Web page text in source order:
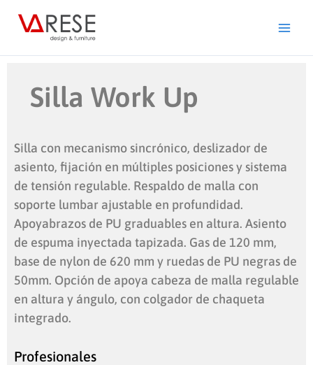
Silla Work Up
Silla con mecanismo sincrónico, deslizador de
asiento, fijación en múltiples posiciones y sistema
de tensión regulable. Respaldo de malla con
soporte lumbar ajustable en profundidad.
Apoyabrazos de PU graduables en altura. Asiento
de espuma inyectada tapizada. Gas de 120 mm,
base de nylon de 620 mm y ruedas de PU negras de
50mm. Opción de apoya cabeza de malla regulable
en altura y ángulo, con colgador de chaqueta
integrado.
Profesionales